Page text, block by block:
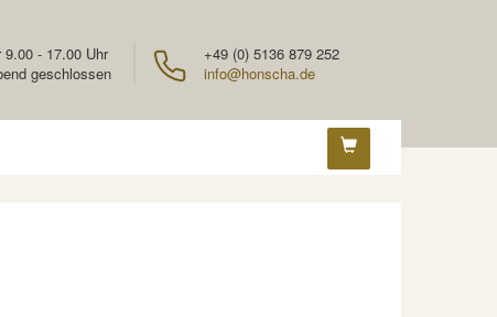
+49 (0) 5136 879 252
info@honscha.de
9.00 - 17.00 Uhr
geschlossen